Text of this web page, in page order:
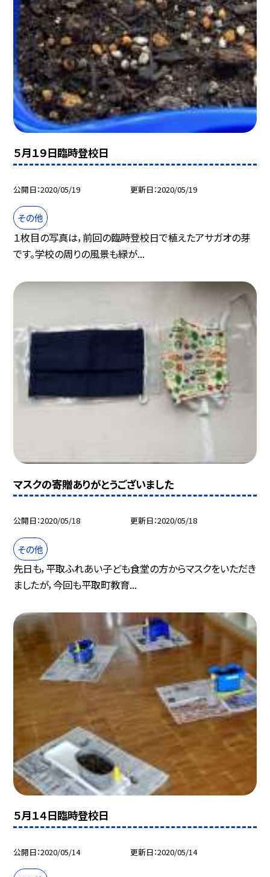
５月１９日臨時登校日
公開日 2020/05/19 更新日 2020/05/19
その他
１枚目の写真は，前回の臨時登校日で植えたアサガオの芽
です。学校の周りの風景も緑が...
マスクの寄贈ありがとうございました
公開日 2020/05/18 更新日 2020/05/18
その他
先日も，平取ふれあい子ども食堂の方からマスクをいただき
ましたが，今回も平取町教育...
５月１４日臨時登校日
公開日 2020/05/14 更新日 2020/05/14